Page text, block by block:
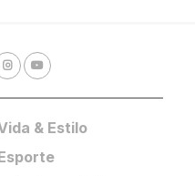
& Estilo